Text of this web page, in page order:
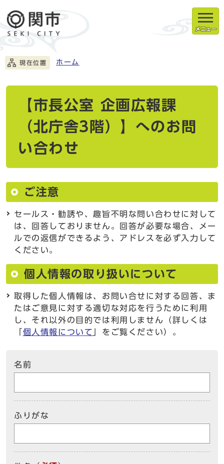
メニュー
現在位置 ホーム
【市長公室 企画広報課
（北庁舎3階）】へのお問
い合わせ
ご注意
セールス・勧誘や、趣旨不明な問い合わせに対して
は、回答しておりません。回答が必要な場合、メー
ルでの返信ができるよう、アドレスを必ず入力して
ください。
個人情報の取り扱いについて
取得した個人情報は、お問い合せに対する回答、ま
たはご意見に対する適切な対応を行うために利用
し、それ以外の目的では利用しません（詳しくは
「個人情報について 」をご覧ください）。
名前
ふりがな